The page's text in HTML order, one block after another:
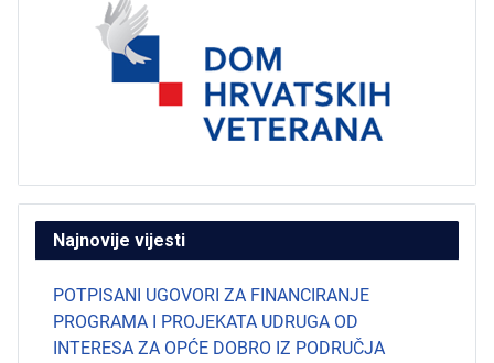
Najnovije vijesti
POTPISANI UGOVORI ZA FINANCIRANJE
PROGRAMA I PROJEKATA UDRUGA OD
INTERESA ZA OPĆE DOBRO IZ PODRUČJA